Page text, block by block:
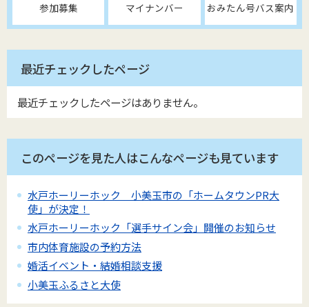
参加募集 マイナンバー おみたん号バス案内
最近チェックしたページ
最近チェックしたページはありません。
このページを見た人はこんなページも見ています
水戸ホーリーホック 小美玉市の「ホームタウンPR大
使」が決定！
水戸ホーリーホック「選手サイン会」開催のお知らせ
市内体育施設の予約方法
婚活イベント・結婚相談支援
小美玉ふるさと大使